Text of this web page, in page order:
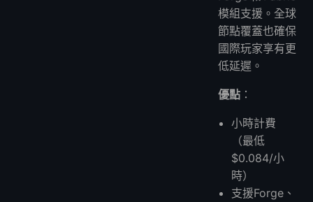
模組支援。全球
節點覆蓋也確保
國際玩家享有更
低延遲。
優點 ：
小時計費
（最低
$0.084/小
時）
支援Forge、